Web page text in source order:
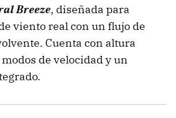
Breeze, diseñada para
viento real con un flujo de
Cuenta con altura
de velocidad y un